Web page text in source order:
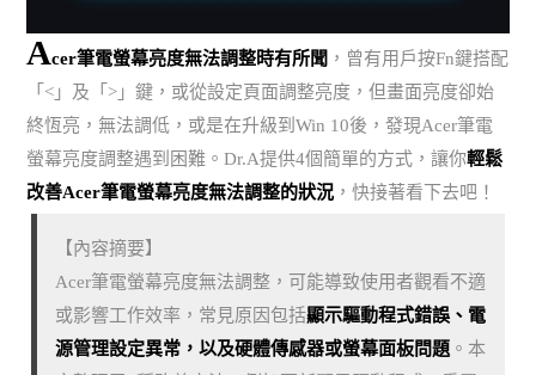
Acer筆電螢幕亮度無法調整時有所聞 ，曾有用戶按Fn鍵搭配
「<」及「>」鍵，或從設定頁面調整亮度，但畫面亮度卻始
終恆亮，無法調低，或是在升級到Win 10後，發現Acer筆電
螢幕亮度調整遇到困難。Dr.A提供4個簡單的方式，讓你輕鬆
改善Acer筆電螢幕亮度無法調整的狀況 ，快接著看下去吧！
【內容摘要】
Acer筆電螢幕亮度無法調整，可能導致使用者觀看不適
或影響工作效率，常見原因包括顯示驅動程式錯誤、電
源管理設定異常，以及硬體傳感器或螢幕面板問題 。本